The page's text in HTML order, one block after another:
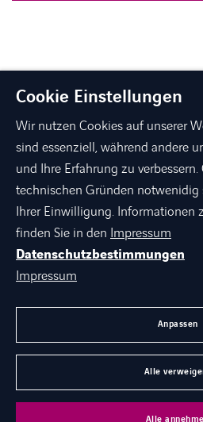
linkedin
xing facebookinstagramyoutube
KARRIERE BEI AXIANS
Cookie Einstellungen
Wir nutzen Cookies auf unserer
sind essenziell, während andere
und Ihre Erfahrung zu
technischen Gründen
Ihrer Einwilligung. Informationen
finden Sie in den Impressum
Datenschutzbestimmungen
Impressum
Anpassen
Alle
Alle